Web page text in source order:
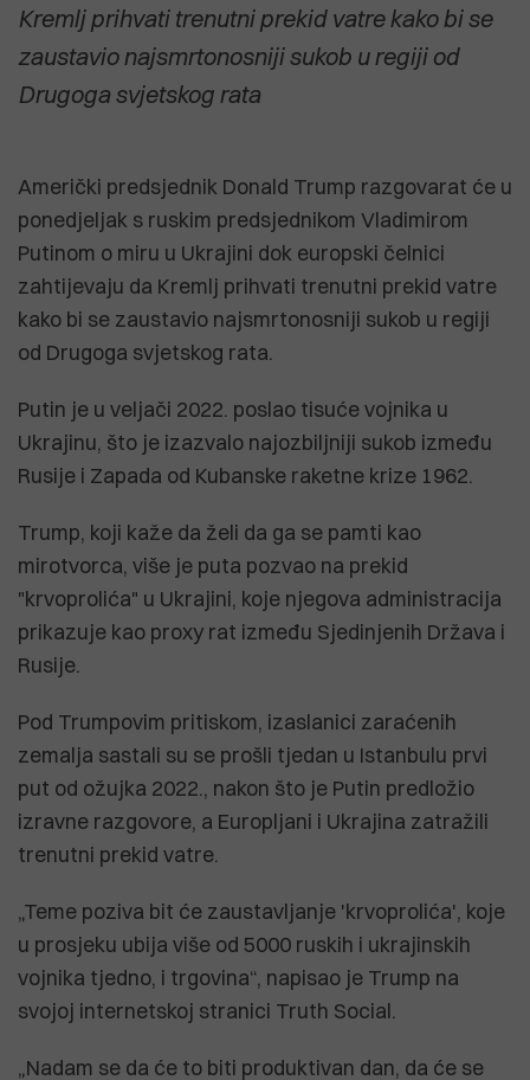
Kremlj prihvati trenutni prekid vatre kako bi se
zaustavio najsmrtonosniji sukob u regiji od
Drugoga svjetskog rata
Američki predsjednik Donald Trump razgovarat će u
ponedjeljak s ruskim predsjednikom Vladimirom
Putinom o miru u Ukrajini dok europski čelnici
zahtijevaju da Kremlj prihvati trenutni prekid vatre
kako bi se zaustavio najsmrtonosniji sukob u regiji
od Drugoga svjetskog rata.
Putin je u veljači 2022. poslao tisuće vojnika u
Ukrajinu, što je izazvalo najozbiljniji sukob između
Rusije i Zapada od Kubanske raketne krize 1962.
Trump, koji kaže da želi da ga se pamti kao
mirotvorca, više je puta pozvao na prekid
"krvoprolića" u Ukrajini, koje njegova administracija
prikazuje kao proxy rat između Sjedinjenih Država i
Rusije.
Pod Trumpovim pritiskom, izaslanici zaraćenih
zemalja sastali su se prošli tjedan u Istanbulu prvi
put od ožujka 2022., nakon što je Putin predložio
izravne razgovore, a Europljani i Ukrajina zatražili
trenutni prekid vatre.
„Teme poziva bit će zaustavljanje 'krvoprolića', koje
u prosjeku ubija više od 5000 ruskih i ukrajinskih
vojnika tjedno, i trgovina“, napisao je Trump na
svojoj internetskoj stranici Truth Social.
„Nadam se da će to biti produktivan dan, da će se